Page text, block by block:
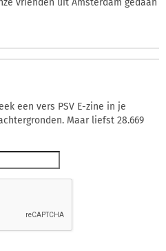
een vers PSV E-zine in je
Maar liefst 28.669